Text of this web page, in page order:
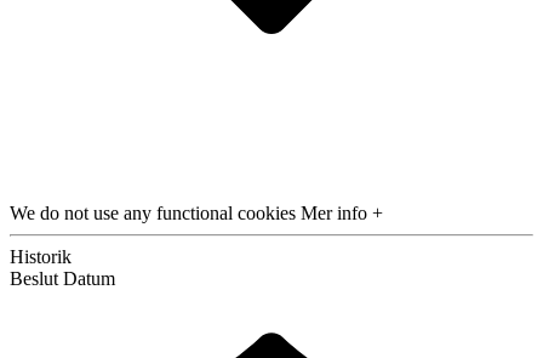
We do not use any functional cookies Mer info +
Historik
Beslut Datum